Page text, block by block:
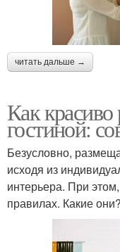
читать дальше →
Как красиво
гостиной:
Безусловно,
исходя из
интерьера. При
правилах. Какие